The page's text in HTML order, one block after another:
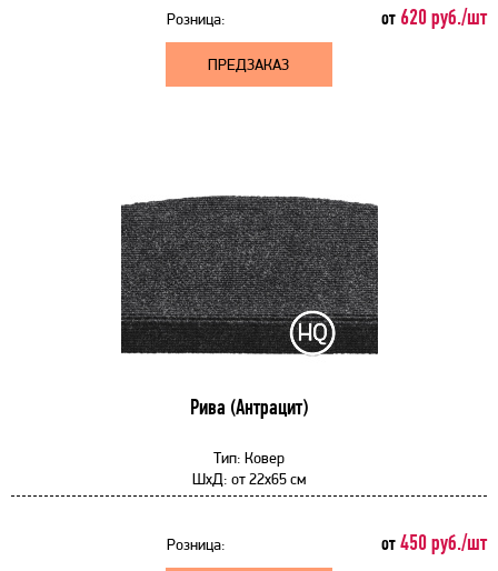
Розница: от 620 руб./шт
ПРЕДЗАКАЗ
Рива (Антрацит)
Тип: Ковер
ШхД: от22x65 см
Розница: от450 руб./шт